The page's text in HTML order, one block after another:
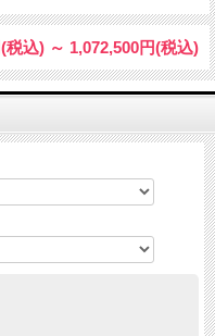
(税込) ～ 1,072,500円(税込)